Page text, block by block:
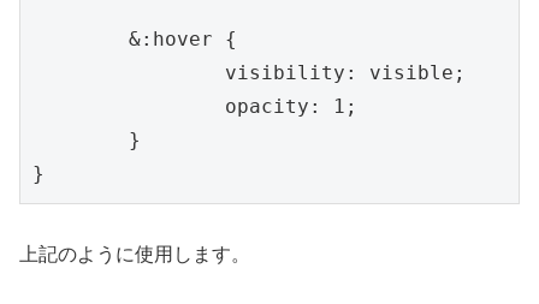
上記のように使用します。